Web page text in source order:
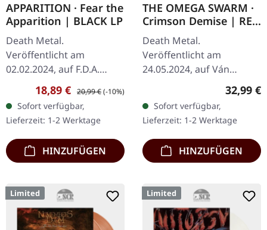
APPARITION · Fear the
Apparition | BLACK LP
Death Metal.
Veröffentlicht am
02.02.2024, auf F.D.A.
Records. Schwarzes Vinyl.
Verkaufspreis:
18,89 € Regulärer Preis:
20,99 €(-10%)
Sofort verfügbar,
Lieferzeit: 1-2 Werktage
HINZUFÜGEN
THE OMEGA SWARM ·
Crimson Demise | RED
SMOKE LP
Death Metal.
Veröffentlicht am
24.05.2024, auf Ván
Records. Rot schwarz
marmoriertes Vinyl mit
A2-Poster und Booklet.
The Omega Swarm
entfesselt mit…
32,99 €
Sofort verfügbar,
Lieferzeit: 1-2 Werktage
HINZUFÜGEN
Limited Limited